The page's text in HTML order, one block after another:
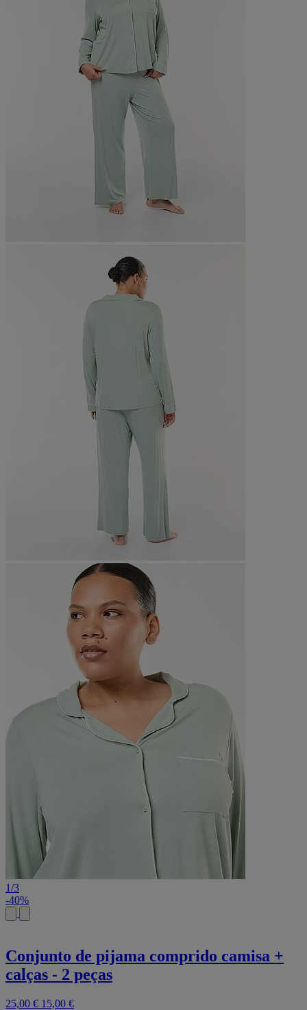
1/3
-40%
Conjunto de pijama comprido camisa +
calças - 2 peças
25,00 € 15,00 €